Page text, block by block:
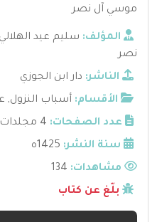
موسي آل نصر
المؤلف: سليم عيد
نصر
الناشر: دار ابن الجوزي
الأقسام: أسباب النزول,
عدد الصفحات: 4 مجلدات
سنة النشر: 1425ه
مشاهدات:
بلّغ عن كتاب